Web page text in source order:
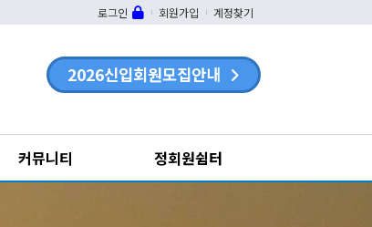
로그인 회원가입 계정찾기
2026신입회원모집안내
커뮤니티 정회원쉼터